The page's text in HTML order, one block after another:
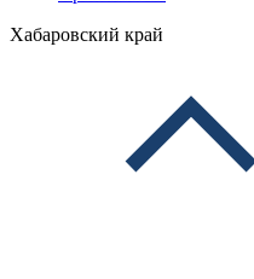
Хабаровский край